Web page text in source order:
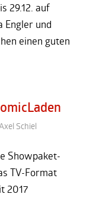
29.12. auf
Engler und
einen guten
Schiel
Showpaket-
TV-Format
2017